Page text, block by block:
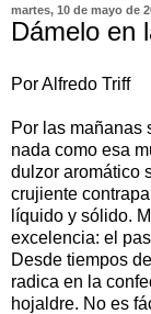
martes, 10 de mayo de
Dámelo en
Por Alfredo Triff
Por las mañanas
nada como esa
dulzor aromático
crujiente
líquido y sólido.
excelencia: el
Desde tiempos
radica en la
hojaldre. No es